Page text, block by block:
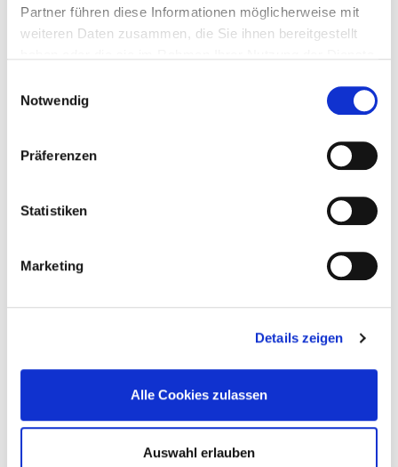
Partner führen diese Informationen möglicherweise mit
weiteren Daten zusammen, die Sie ihnen bereitgestellt
Notwendig
Präferenzen
Statistiken
Marketing
Details zeigen
Alle Cookies zulassen
Auswahl erlauben
Gerät zur Blutreinigung bei
Nierenversagen (Dialyse)
/-unterstützung
mittels Hochtemperaturtechnik
Neugeborene (Brutkasten)
Darmspiegelung
Gerät zur Darstellung der linken
Stoßwellen-Steinzerstörung
Schnittbildverfahren mittels